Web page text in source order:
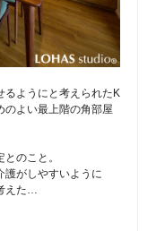
るようにと考えられたK
のよい最上階の角部屋
のこと。
護がしやすいように
えた…